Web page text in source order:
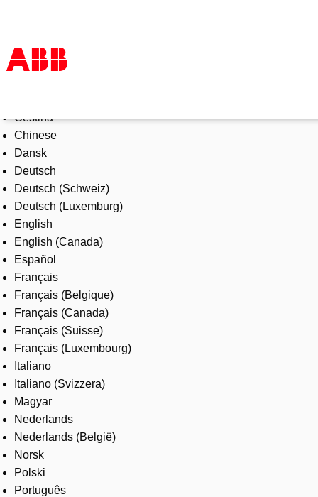
Products & Solutions
Industries
Services
About us
Where to buy
Contact us
Careers
Čeština
Chinese
Dansk
Deutsch
Deutsch (Schweiz)
Deutsch (Luxemburg)
English
English (Canada)
Español
Français
Français (Belgique)
Français (Canada)
Français (Suisse)
Français (Luxembourg)
Italiano
Italiano (Svizzera)
Magyar
Nederlands
Nederlands (België)
Norsk
Polski
Português